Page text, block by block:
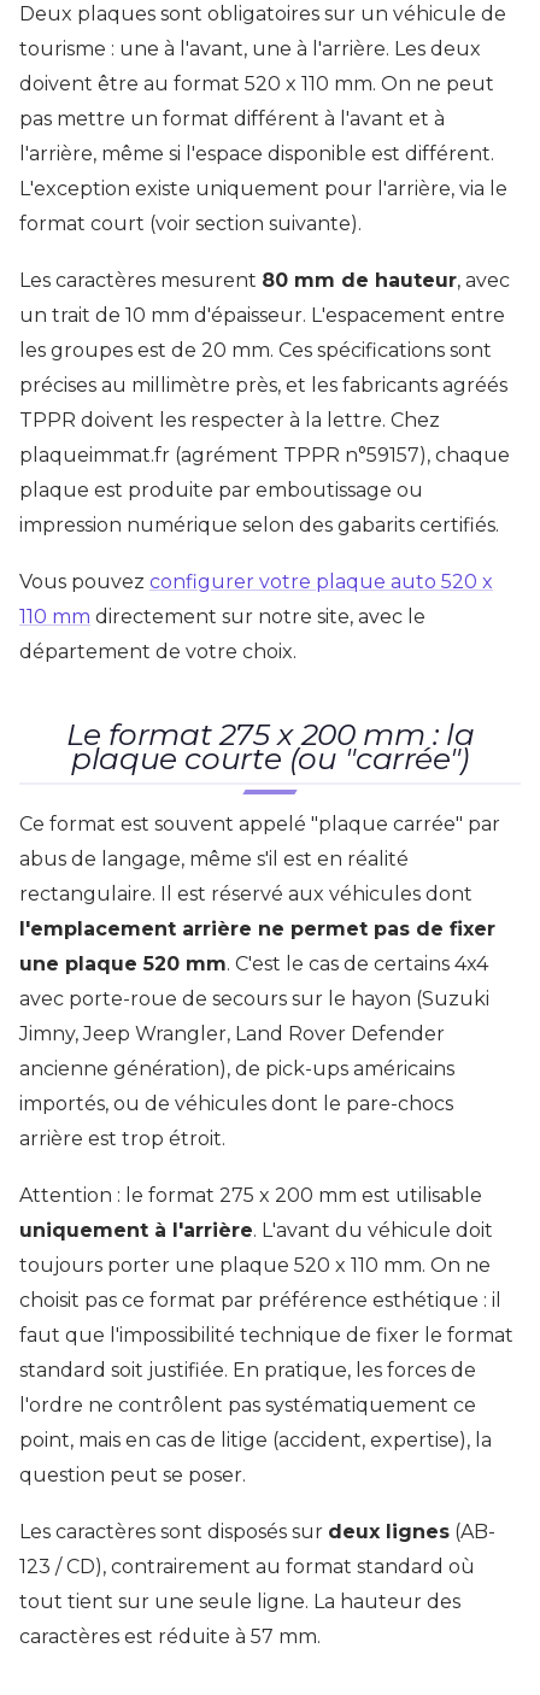
Deux plaques sont obligatoires sur un véhicule de
tourisme : une à l'avant, une à l'arrière. Les deux
doivent être au format 520 x 110 mm. On ne peut
pas mettre un format différent à l'avant et à
l'arrière, même si l'espace disponible est différent.
L'exception existe uniquement pour l'arrière, via le
format court (voir section suivante).
Les caractères mesurent 80 mm de hauteur, avec
un trait de 10 mm d'épaisseur. L'espacement entre
les groupes est de 20 mm. Ces spécifications sont
précises au millimètre près, et les fabricants agréés
TPPR doivent les respecter à la lettre. Chez
plaqueimmat.fr (agrément TPPR n°59157), chaque
plaque est produite par emboutissage ou
impression numérique selon des gabarits certifiés.
Vous pouvez configurer votre plaque auto 520 x
110 mm directement sur notre site, avec le
département de votre choix.
Le format 275 x 200 mm : la
plaque courte (ou "carrée")
Ce format est souvent appelé "plaque carrée" par
abus de langage, même s'il est en réalité
rectangulaire. Il est réservé aux véhicules dont
l'emplacement arrière ne permet pas de fixer
une plaque 520 mm. C'est le cas de certains 4x4
avec porte-roue de secours sur le hayon (Suzuki
Jimny, Jeep Wrangler, Land Rover Defender
ancienne génération), de pick-ups américains
importés, ou de véhicules dont le pare-chocs
arrière est trop étroit.
Attention : le format 275 x 200 mm est utilisable
uniquement à l'arrière. L'avant du véhicule doit
toujours porter une plaque 520 x 110 mm. On ne
choisit pas ce format par préférence esthétique : il
faut que l'impossibilité technique de fixer le format
standard soit justifiée. En pratique, les forces de
l'ordre ne contrôlent pas systématiquement ce
point, mais en cas de litige (accident, expertise), la
question peut se poser.
Les caractères sont disposés sur deux lignes (AB-
123 / CD), contrairement au format standard où
tout tient sur une seule ligne. La hauteur des
caractères est réduite à 57 mm.